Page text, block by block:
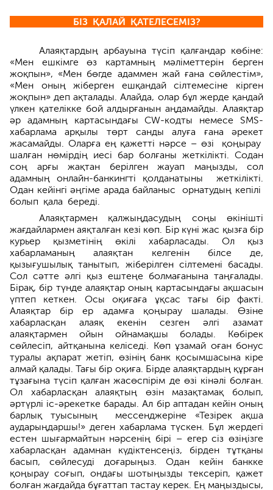
БІЗ ҚАЛАЙ ҚАТЕЛЕСЕМІЗ?
Алаяқтардың арбауына түсіп қалғандар көбіне:
«Мен ешкімге өз картамның мәліметтерін берген
жоқпын», «Мен бөгде адаммен жай ғана сөйлестім»,
«Мен оның жіберген ешқандай сілтемесіне кірген
жоқпын» деп ақталады. Алайда, олар бұл жерде қандай
үлкен қателікке бой алдырғанын аңда­майды. Алаяқтар
әр адамның картасындағы CW-кодты немесе SMS-
хабар­лама арқылы төрт санды алуға ғана әрекет
жасамайды. Оларға ең қажет­ті нәрсе – өзі қоңырау
шалған нөмірдің иесі бар болғаны жеткілікті. Содан
соң арғы жақтан берілген жауап маңызды, сол
адамның онлайн-банкингті қолда­натыны жеткілікті.
Одан кейінгі әңгіме арада байланыс орнатудың кепілі
болып қала береді.
Алаяқтармен қалжыңдасудың соңы өкінішті
жағдайлармен аяқталған кезі көп. Бір күні жас қызға бір
курьер қызметінің өкілі хабарласады. Ол қыз
хабарламаның алаяқтан келгенін білсе де,
қызығушылық танытып, жіберілген сілтемені басады.
Сол сәтте әлгі қыз ештеңе болмағанына таңғалады.
Бірақ, бір түнде алаяқтар оның картасындағы ақшасын
үптеп кеткен. Осы оқиғаға ұқсас тағы бір факті.
Алаяқтар бір ер адамға қоңырау шалады. Өзіне
хабарласқан алаяқ екенін сезген әлгі азамат
алаяқтармен ойын ойнамақшы болады. Көбірек
сөйлесіп, айтқанына келіседі. Көп ұзамай оған бонус
туралы ақпарат жетіп, өзінің банк қосымшасына кіре
алмай қалады. Тағы бір оқиға. Бірде алаяқтардың құрған
тұзағына түсіп қалған жасөспірім де өзі кінәлі болған.
Ол хабарласқан алаяқтың өзін мазақ­тамақ болып,
әртүрлі іс-әрекетке барады. Ал бір аптадан кейін оның
барлық туыс­ының мессенджеріне «Тезірек ақша
аударыңдаршы!» деген хабарлама түскен. Бұл жердегі
естен шығармайтын нәрсенің бірі – егер сіз өзіңізге
хабарласқан адамнан күдіктенсеңіз, бірден тұтқаны
басып, сөйлесуді доғарыңыз. Одан кейін банкке
қоңырау соғып, ондағы шотыңызды тексеріп, қажет
болған жағдайда бұғаттап тастау керек. Ең маңыздысы,